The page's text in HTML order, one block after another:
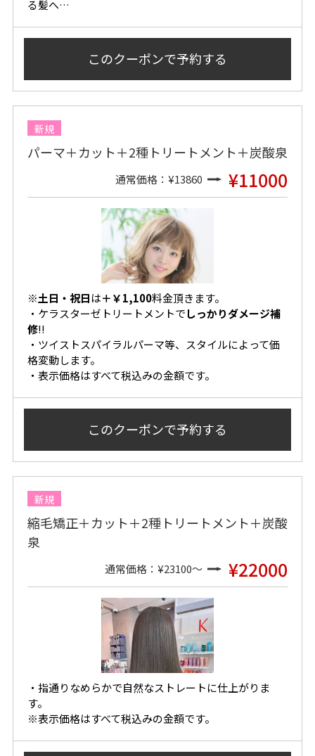
る髪へ…
このクーポンで予約する
新規
パーマ＋カット＋2種トリートメント＋炭酸泉
通常価格：¥13860 ¥11000
※土日・祝日は＋￥1,100料金頂きます。
・ ケラスターゼトリートメントでしっかりダメージ補
修!!
・ ツイストスパイラルパーマ等、スタイルによって価
格変動します。
・表示価格はすべて税込みの金額です。
このクーポンで予約する
新規
縮毛矯正＋カット＋2種トリートメント＋炭酸
泉
通常価格：¥23100～ ¥22000
・指通りなめらかで自然なストレートに仕上がりま
す。
※表示価格はすべて税込みの金額です。